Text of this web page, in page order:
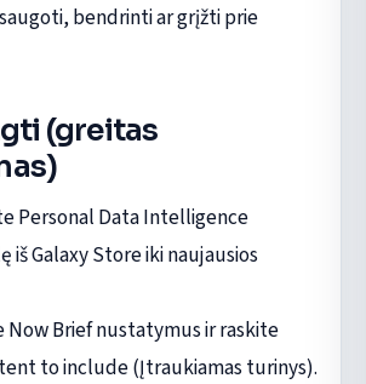
bendrinti ar grįžti prie
(greitas
Personal Data Intelligence
iš Galaxy Store iki naujausios
Brief nustatymus ir raskite
to include (Įtraukiamas turinys).